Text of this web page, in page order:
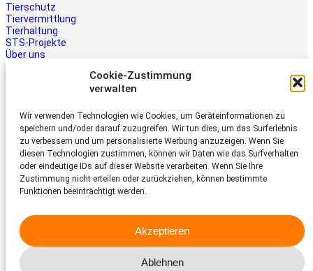
Cookie-Zustimmung
verwalten
Wir verwenden Technologien wie Cookies, um Geräteinformationen zu
speichern und/oder darauf zuzugreifen. Wir tun dies, um das Surferlebnis
zu verbessern und um personalisierte Werbung anzuzeigen. Wenn Sie
diesen Technologien zustimmen, können wir Daten wie das Surfverhalten
oder eindeutige IDs auf dieser Website verarbeiten. Wenn Sie Ihre
Zustimmung nicht erteilen oder zurückziehen, können bestimmte
Funktionen beeinträchtigt werden.
Akzeptieren
Ablehnen
Tierschutz
Tiervermittlung
Tierhaltung
STS-Projekte
Über uns
Tiere brauchen Hilfe – auch Ihre.
Unterstützen Sie die Arbeit des
Schweizer Tierschutz STS.
Jetzt spenden
Schweizer Tierschutz STS
CH-4053 Basel
sts@tierschutz.com